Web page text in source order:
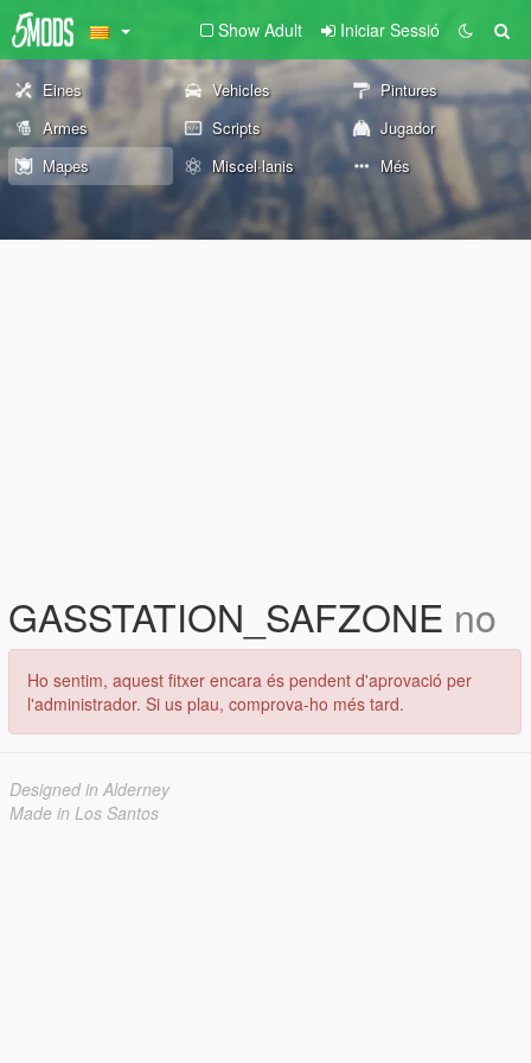
Show Adult Iniciar Sessió
Eines Vehicles
Pintures
Armes
Scripts
Jugador
Mapes
Miscel·lanis Més
GASSTATION_SAFZONE no
Ho sentim, aquest fitxer encara és pendent d'aprovació per
l'administrador. Si us plau, comprova-ho més tard.
Designed in Alderney
Made in Los Santos